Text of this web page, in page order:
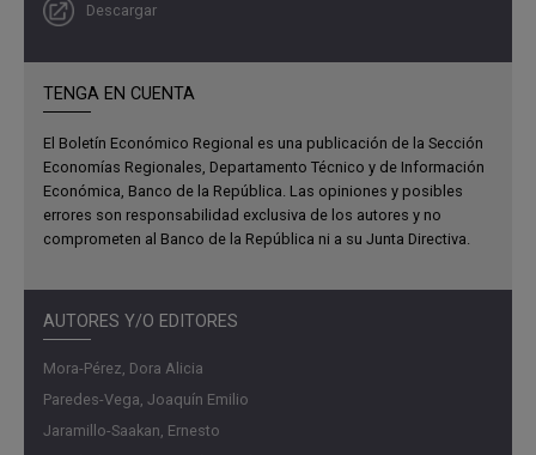
Descargar
TENGA EN CUENTA
El Boletín Económico Regional es una publicación de la Sección
Economías Regionales, Departamento Técnico y de Información
Económica, Banco de la República. Las opiniones y posibles
errores son responsabilidad exclusiva de los autores y no
comprometen al Banco de la República ni a su Junta Directiva.
AUTORES Y/O EDITORES
Mora-Pérez, Dora Alicia
Paredes-Vega, Joaquín Emilio
Jaramillo-Saakan, Ernesto